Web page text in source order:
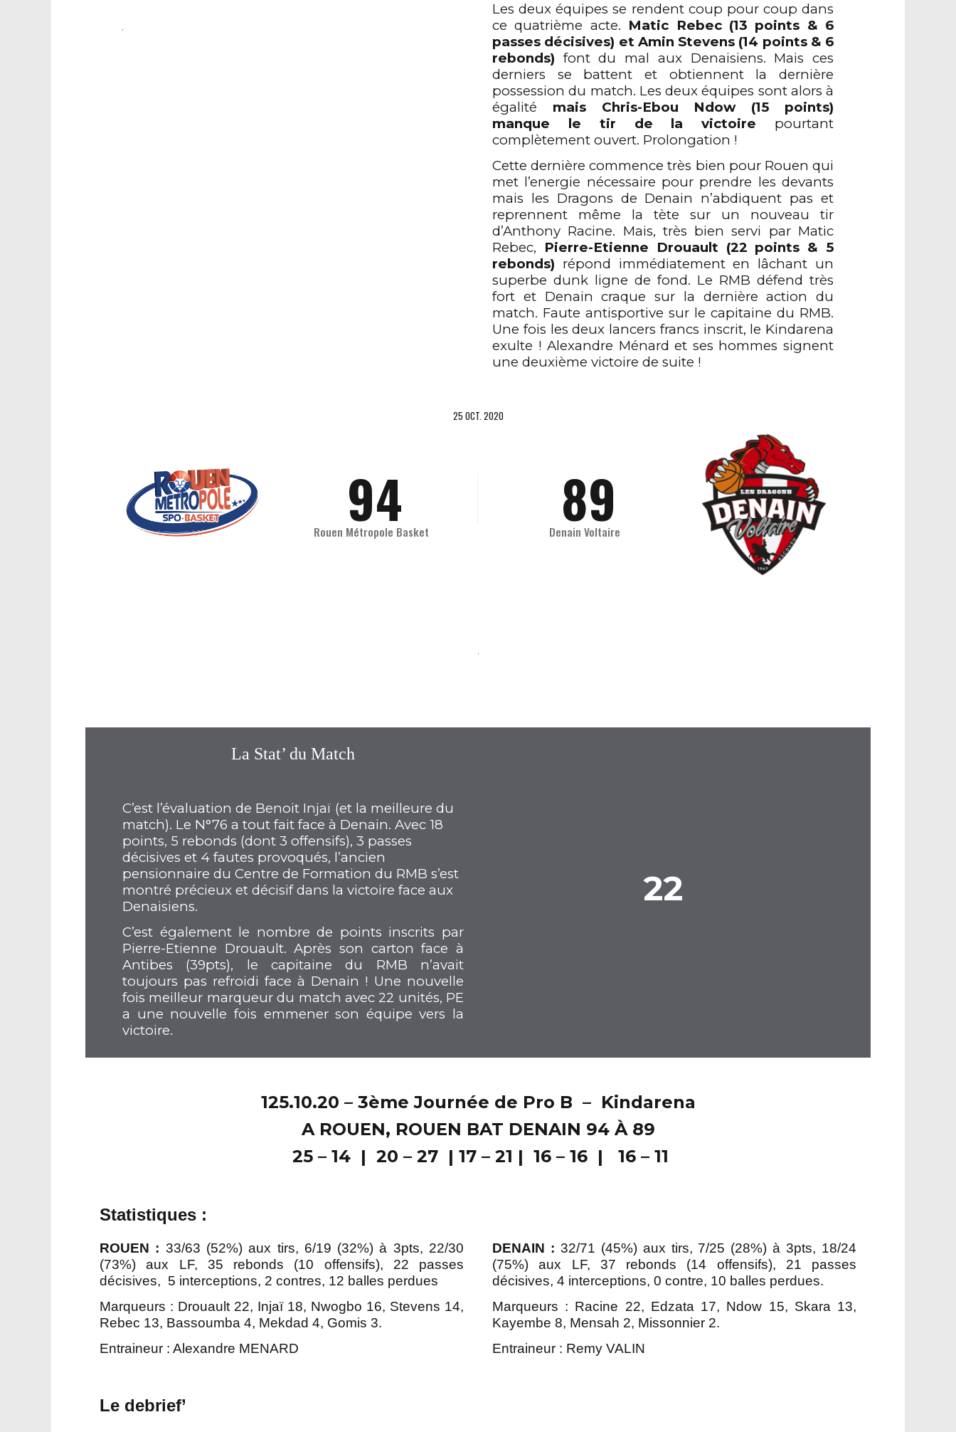
Les deux équipes se rendent coup pour coup dans
ce quatrième acte. Matic Rebec (13 points & 6
passes décisives) et Amin Stevens (14 points & 6
rebonds) font du mal aux Denaisiens. Mais ces
derniers se battent et obtiennent la dernière
possession du match. Les deux équipes sont alors à
égalité mais Chris-Ebou Ndow (15 points)
manque le tir de la victoire pourtant
complètement ouvert. Prolongation !
Cette dernière commence très bien pour Rouen qui
met l’energie nécessaire pour prendre les devants
mais les Dragons de Denain n’abdiquent pas et
reprennent même la tète sur un nouveau tir
d’Anthony Racine. Mais, très bien servi par Matic
Rebec, Pierre-Etienne Drouault (22 points & 5
rebonds) répond immédiatement en lâchant un
superbe dunk ligne de fond. Le RMB défend très
fort et Denain craque sur la dernière action du
match. Faute antisportive sur le capitaine du RMB.
Une fois les deux lancers francs inscrit, le Kindarena
exulte ! Alexandre Ménard et ses hommes signent
une deuxième victoire de suite !
25 OCT. 2020
9
0
4
5
9
0
Rouen Métropole Basket
0
1
2
3
4
5
8
9
0
1
2
3
4
5
6
9
0
Denain Voltaire
La Stat’ du Match
C’est l’évaluation de Benoit Injaï (et la meilleure du
match). Le N°76 a tout fait face à Denain. Avec 18
points, 5 rebonds (dont 3 offensifs), 3 passes
décisives et 4 fautes provoqués, l’ancien
pensionnaire du Centre de Formation du RMB s’est
montré précieux et décisif dans la victoire face aux
Denaisiens.
C’est également le nombre de points inscrits par
Pierre-Etienne Drouault. Après son carton face à
Antibes (39pts), le capitaine du RMB n’avait
toujours pas refroidi face à Denain ! Une nouvelle
fois meilleur marqueur du match avec 22 unités, PE
a une nouvelle fois emmener son équipe vers la
victoire.
22
125.10.20 – 3ème Journée de Pro B – Kindarena
A ROUEN, ROUEN BAT DENAIN 94 À 89
25 – 14 | 20 – 27 | 17 – 21 | 16 – 16 | 16 – 11
Statistiques :
ROUEN : 33/63 (52%) aux tirs, 6/19 (32%) à 3pts, 22/30
(73%) aux LF, 35 rebonds (10 offensifs), 22 passes
décisives, 5 interceptions, 2 contres, 12 balles perdues
Marqueurs : Drouault 22, Injaï 18, Nwogbo 16, Stevens 14,
Rebec 13, Bassoumba 4, Mekdad 4, Gomis 3.
Entraineur : Alexandre MENARD
DENAIN : 32/71 (45%) aux tirs, 7/25 (28%) à 3pts, 18/24
(75%) aux LF, 37 rebonds (14 offensifs), 21 passes
décisives, 4 interceptions, 0 contre, 10 balles perdues.
Marqueurs : Racine 22, Edzata 17, Ndow 15, Skara 13,
Kayembe 8, Mensah 2, Missonnier 2.
Entraineur : Remy VALIN
Le debrief’